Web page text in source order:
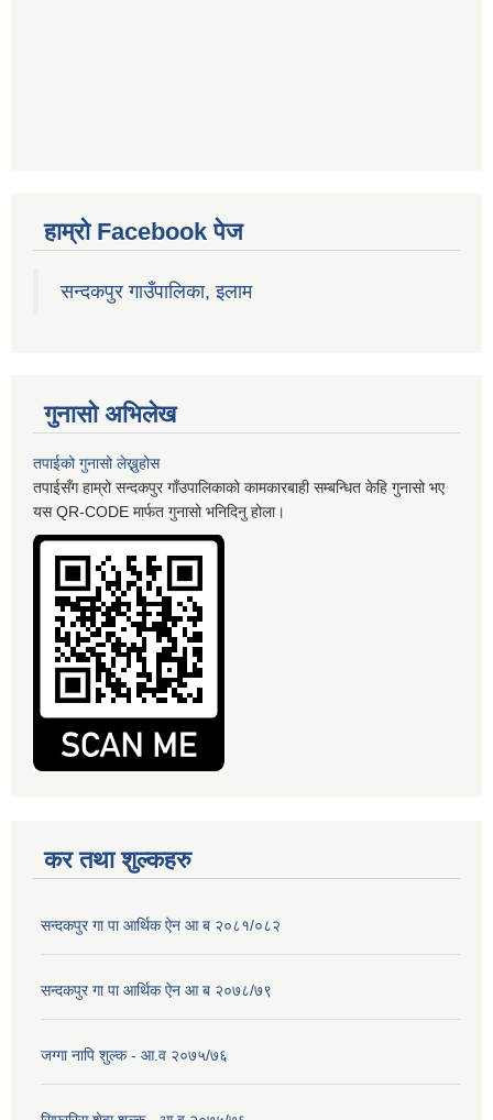
हाम्रो Facebook पेज
सन्दकपुर गाउँपालिका, इलाम
गुनासो अभिलेख
तपाईको गुनासो लेख्नुहोस
तपाईसँग हाम्रो सन्दकपुर गाँउपालिकाको कामकारबाही सम्बन्धित केहि गुनासो भए
यस QR-CODE मार्फत गुनासो भनिदिनु होला।
कर तथा शुल्कहरु
सन्दकपुर गा पा आर्थिक ऐन आ ब २०८१/०८२
सन्दकपुर गा पा आर्थिक ऐन आ ब २०७८/७९
जग्गा नापि शुल्क - आ.व २०७५/७६